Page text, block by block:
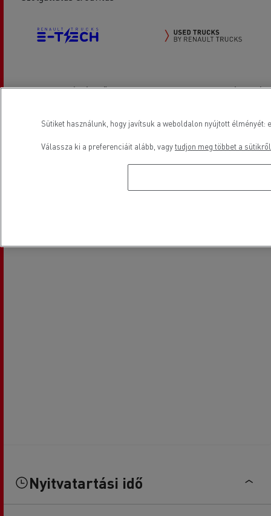
Elektromos gépjárművek Renault Trucks használtautók
Nyitvatartási idő
Sütiket használunk, hogy javítsuk a weboldalon nyújtott
Válassza ki a preferenciáit alább, vagytudjon meg többet a